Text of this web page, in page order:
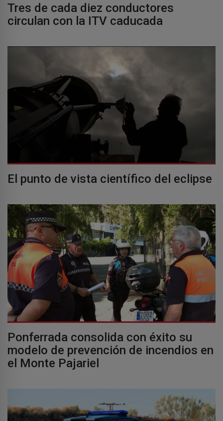
Tres de cada diez conductores
circulan con la ITV caducada
El punto de vista científico del eclipse
Ponferrada consolida con éxito su
modelo de prevención de incendios en
el Monte Pajariel